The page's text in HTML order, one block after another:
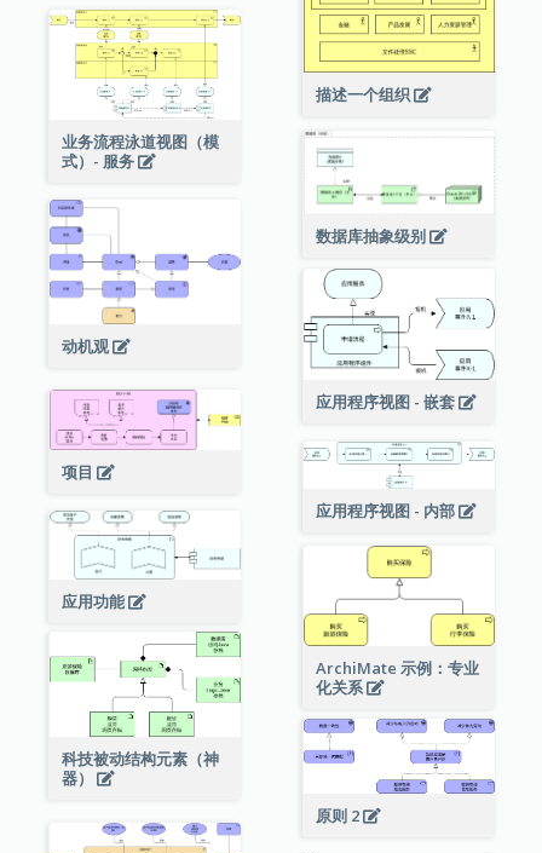
描述一个组织
业务流程泳道视图（模
式）- 服务
数据库抽象级别
动机观
应用程序视图 - 嵌套
项目
应用程序视图 - 内部
应用功能
ArchiMate 示例：专业
化关系
科技被动结构元素（神
器）
原则 2